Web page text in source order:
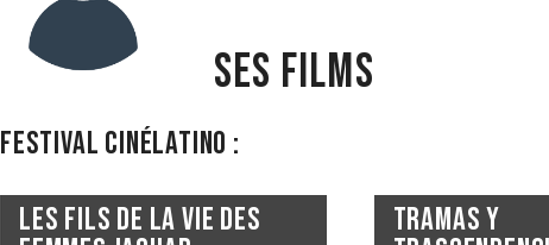
Ses films
Festival Cinélatino :
Les Fils de la vie des
Tramas y